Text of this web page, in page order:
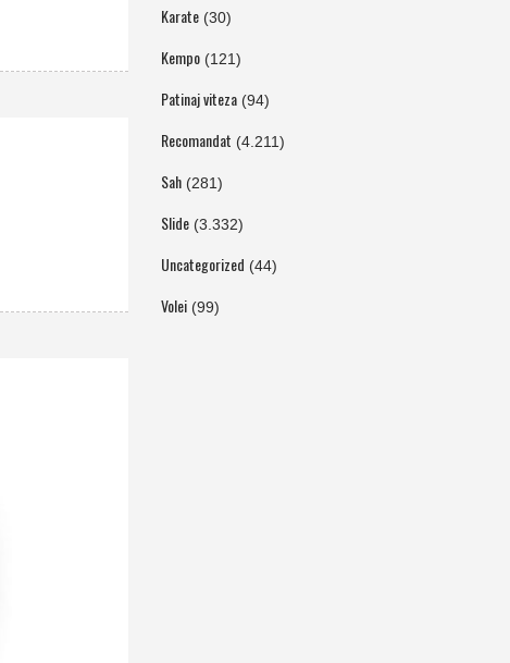
Karate(30)
Kempo(121)
Patinaj viteza(94)
Recomandat (4.211)
Sah(281)
Slide(3.332)
Uncategorized (44)
Volei(99)